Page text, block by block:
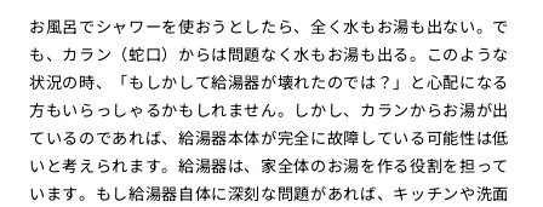
お風呂でシャワーを使おうとしたら、全く水もお湯も出ない。で
も、カラン（蛇口）からは問題なく水もお湯も出る。このような
状況の時、「もしかして給湯器が壊れたのでは？」と心配になる
方もいらっしゃるかもしれません。しかし、カランからお湯が出
ているのであれば、給湯器本体が完全に故障している可能性は低
いと考えられます。給湯器は、家全体のお湯を作る役割を担って
います。もし給湯器自体に深刻な問題があれば、キッチンや洗面